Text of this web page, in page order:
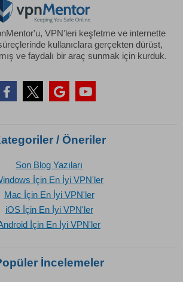
VPN'leri keşfetme ve internette
kullanıclara gerçekten dürüst,
ve faydalı bir araç sunmak için kurduk.
/ Öneriler
Son Blog Yazıları
İçin En İyi VPN'ler
Mac İçin En İyi VPN'ler
iOS İçin En İyi VPN'ler
İçin En İyi VPN'ler
İncelemeler